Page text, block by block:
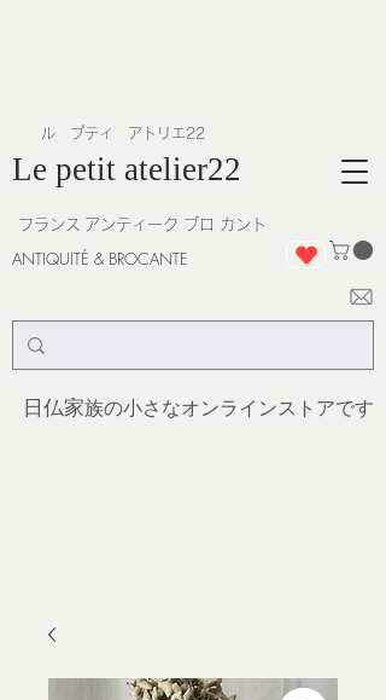
Le petit atelier22
ANTIQUITÉ & BROCANTE
アンティーク ブロ カント
日仏家族の小さなオンラインストアです
​ル プティ アトリエ22
フランス